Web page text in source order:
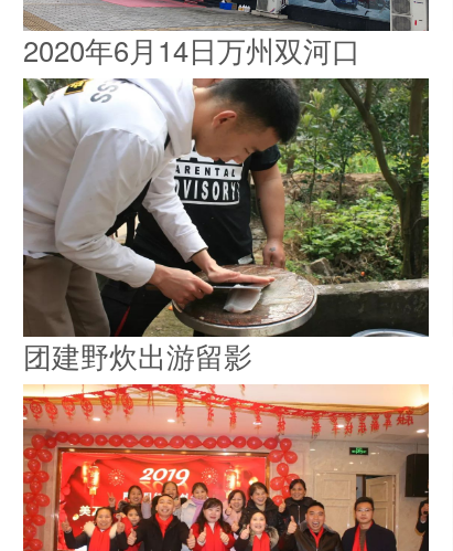
2020年6月14日万州双河口
团建野炊出游留影